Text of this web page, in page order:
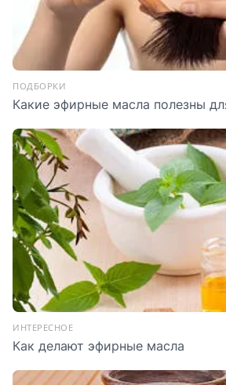
ПОДБОРКИ
Какие эфирные масла полезны
ИНТЕРЕСНОЕ
Как делают эфирные масла